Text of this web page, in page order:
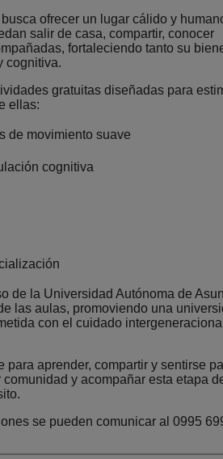
ofrecer un lugar cálido y
salir de casa, compartir, conocer
fortaleciendo tanto su
cognitiva.
gratuitas diseñadas para
ellas:
de movimiento suave
cognitiva
de la Universidad Autónoma de
las aulas, promoviendo una
con el cuidado
para aprender, compartir y sentirse
y acompañar esta etapa
se pueden comunicar al 0995